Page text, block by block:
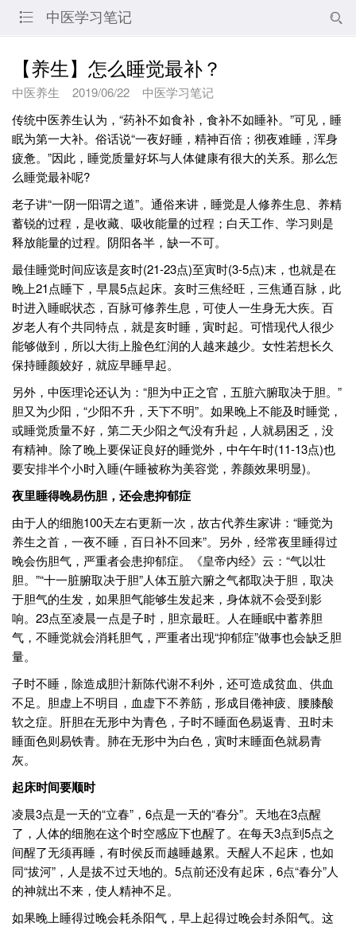
 中医学习笔记 
【养生】怎么睡觉最补？
中医养生 2019/06/22
中医学习笔记
传统中医养生认为，“药补不如食补，食补不如睡补。”可见，睡
眠为第一大补。俗话说“一夜好睡，精神百倍；彻夜难睡，浑身
疲惫。”因此，睡觉质量好坏与人体健康有很大的关系。那么怎
么睡觉最补呢?
老子讲“一阴一阳谓之道”。通俗来讲，睡觉是人修养生息、养精
蓄锐的过程，是收藏、吸收能量的过程；白天工作、学习则是
释放能量的过程。阴阳各半，缺一不可。
最佳睡觉时间应该是亥时(21-23点)至寅时(3-5点)末，也就是在
晚上21点睡下，早晨5点起床。亥时三焦经旺，三焦通百脉，此
时进入睡眠状态，百脉可修养生息，可使人一生身无大疾。百
岁老人有个共同特点，就是亥时睡，寅时起。可惜现代人很少
能够做到，所以大街上脸色红润的人越来越少。女性若想长久
保持睡颜姣好，就应早睡早起。
另外，中医理论还认为：“胆为中正之官，五脏六腑取决于胆。”
胆又为少阳，“少阳不升，天下不明”。如果晚上不能及时睡觉，
或睡觉质量不好，第二天少阳之气没有升起，人就易困乏，没
有精神。除了晚上要保证良好的睡觉外，中午午时(11-13点)也
要安排半个小时入睡(午睡被称为美容觉，养颜效果明显)。
夜里睡得晚易伤胆，还会患抑郁症
由于人的细胞100天左右更新一次，故古代养生家讲：“睡觉为
养生之首，一夜不睡，百日补不回来”。另外，经常夜里睡得过
晚会伤胆气，严重者会患抑郁症。《皇帝内经》云：“气以壮
胆。”“十一脏腑取决于胆”人体五脏六腑之气都取决于胆，取决
于胆气的生发，如果胆气能够生发起来，身体就不会受到影
响。23点至凌晨一点是子时，胆京最旺。人在睡眠中蓄养胆
气，不睡觉就会消耗胆气，严重者出现“抑郁症”做事也会缺乏胆
量。
子时不睡，除造成胆汁新陈代谢不利外，还可造成贫血、供血
不足。胆虚上不明目，血虚下不养筋，形成目倦神疲、腰膝酸
软之症。肝胆在无形中为青色，子时不睡面色易返青、丑时未
睡面色则易铁青。肺在无形中为白色，寅时末睡面色就易青
灰。
起床时间要顺时
凌晨3点是一天的“立春”，6点是一天的“春分”。天地在3点醒
了，人体的细胞在这个时空感应下也醒了。在每天3点到5点之
间醒了无须再睡，有时侯反而越睡越累。天醒人不起床，也如
同“拔河”，人是拔不过天地的。5点前还没有起床，6点“春分”人
的神就出不来，使人精神不足。
如果晚上睡得过晚会耗杀阳气，早上起得过晚会封杀阳气。这